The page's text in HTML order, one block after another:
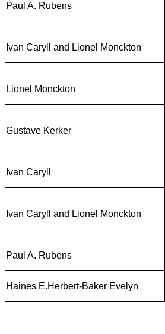
Paul A. Rubens
Ivan Caryll and Lionel Monckton
Lionel Monckton
Gustave Kerker
Ivan Caryll
Ivan Caryll and Lionel Monckton
Paul A. Rubens
Haines E.Herbert-Baker Evelyn